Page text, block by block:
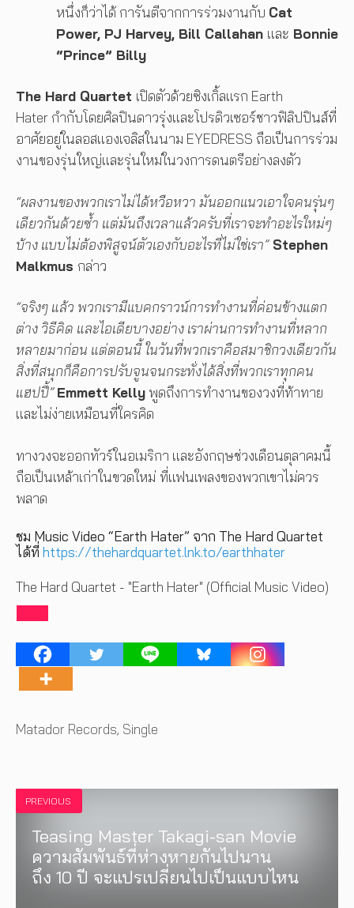
หนึ่งก็ว่าได้ การันตีจากการร่วมงานกับ Cat
Power, PJ Harvey, Bill Callahan และ Bonnie
“Prince” Billy
The Hard Quartet เปิดตัวด้วยซิงเกิ้ลแรก Earth
Hater กำกับโดยศิลปินดาวรุ่งและโปรดิวเซอร์ชาวฟิลิปปินส์ที่
อาศัยอยู่ในลอสแองเจลิสในนาม EYEDRESS ถือเป็นการร่วม
งานของรุ่นใหญ่และรุ่นใหม่ในวงการดนตรีอย่างลงตัว
“ผลงานของพวกเราไม่ได้หวือหวา มันออกแนวเอาใจคนรุ่นๆ
เดียวกันด้วยซ้ำ แต่มันถึงเวลาแล้วครับที่เราจะทำอะไรใหม่ๆ
บ้าง แบบไม่ต้องพิสูจน์ตัวเองกับอะไรที่ไม่ใช่เรา”Stephen
Malkmus กล่าว
“จริงๆ แล้ว พวกเรามีแบคกราวน์การทำงานที่ค่อนข้างแตก
ต่าง วิธีคิด และไอเดียบางอย่าง เราผ่านการทำงานที่หลาก
หลายมาก่อน แต่ตอนนี้ ในวันที่พวกเราคือสมาชิกวงเดียวกัน
สิ่งที่สนุกก็คือการปรับจูนจนกระทั่งได้สิ่งที่พวกเราทุกคน
แฮปปี้”Emmett Kelly พูดถึงการทำงานของวงที่ท้าทาย
และไม่ง่ายเหมือนที่ใครคิด
ทางวงจะออกทัวร์ในอเมริกา และอังกฤษช่วงเดือนตุลาคมนี้
ถือเป็นเหล้าเก่าในขวดใหม่ ที่แฟนเพลงของพวกเขาไม่ควร
พลาด
ชม Music Video “Earth Hater” จาก The Hard Quartet
ได้ที่ https://thehardquartet.lnk.to/earthhater
The Hard Quartet - "Earth Hater" (Official Music Video)
Tags
Matador Records, Single
PREVIOUS
Teasing Master Takagi-san Movie
ความสัมพันธ์ที่ห่างหายกันไปนาน
ถึง 10 ปี จะแปรเปลี่ยนไปเป็นแบบไหน